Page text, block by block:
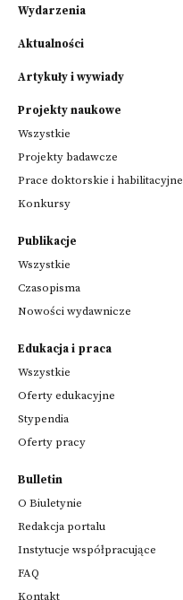
Wydarzenia
Aktualności
Artykuły i wywiady
Projekty naukowe
Wszystkie
Projekty badawcze
Prace doktorskie i habilitacyjne
Konkursy
Publikacje
Wszystkie
Czasopisma
Nowości wydawnicze
Edukacja i praca
Wszystkie
Oferty edukacyjne
Stypendia
Oferty pracy
Bulletin
O Biuletynie
Redakcja portalu
Instytucje współpracujące
FAQ
Kontakt